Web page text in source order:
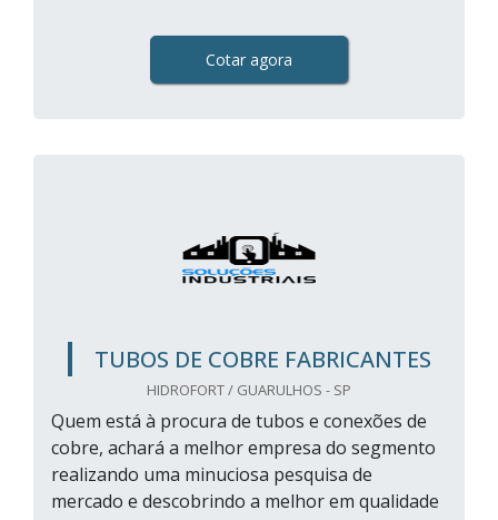
Cotar agora
TUBOS DE COBRE FABRICANTES
HIDROFORT / GUARULHOS - SP
Quem está à procura de tubos e conexões de
cobre, achará a melhor empresa do segmento
realizando uma minuciosa pesquisa de
mercado e descobrindo a melhor em qualidade